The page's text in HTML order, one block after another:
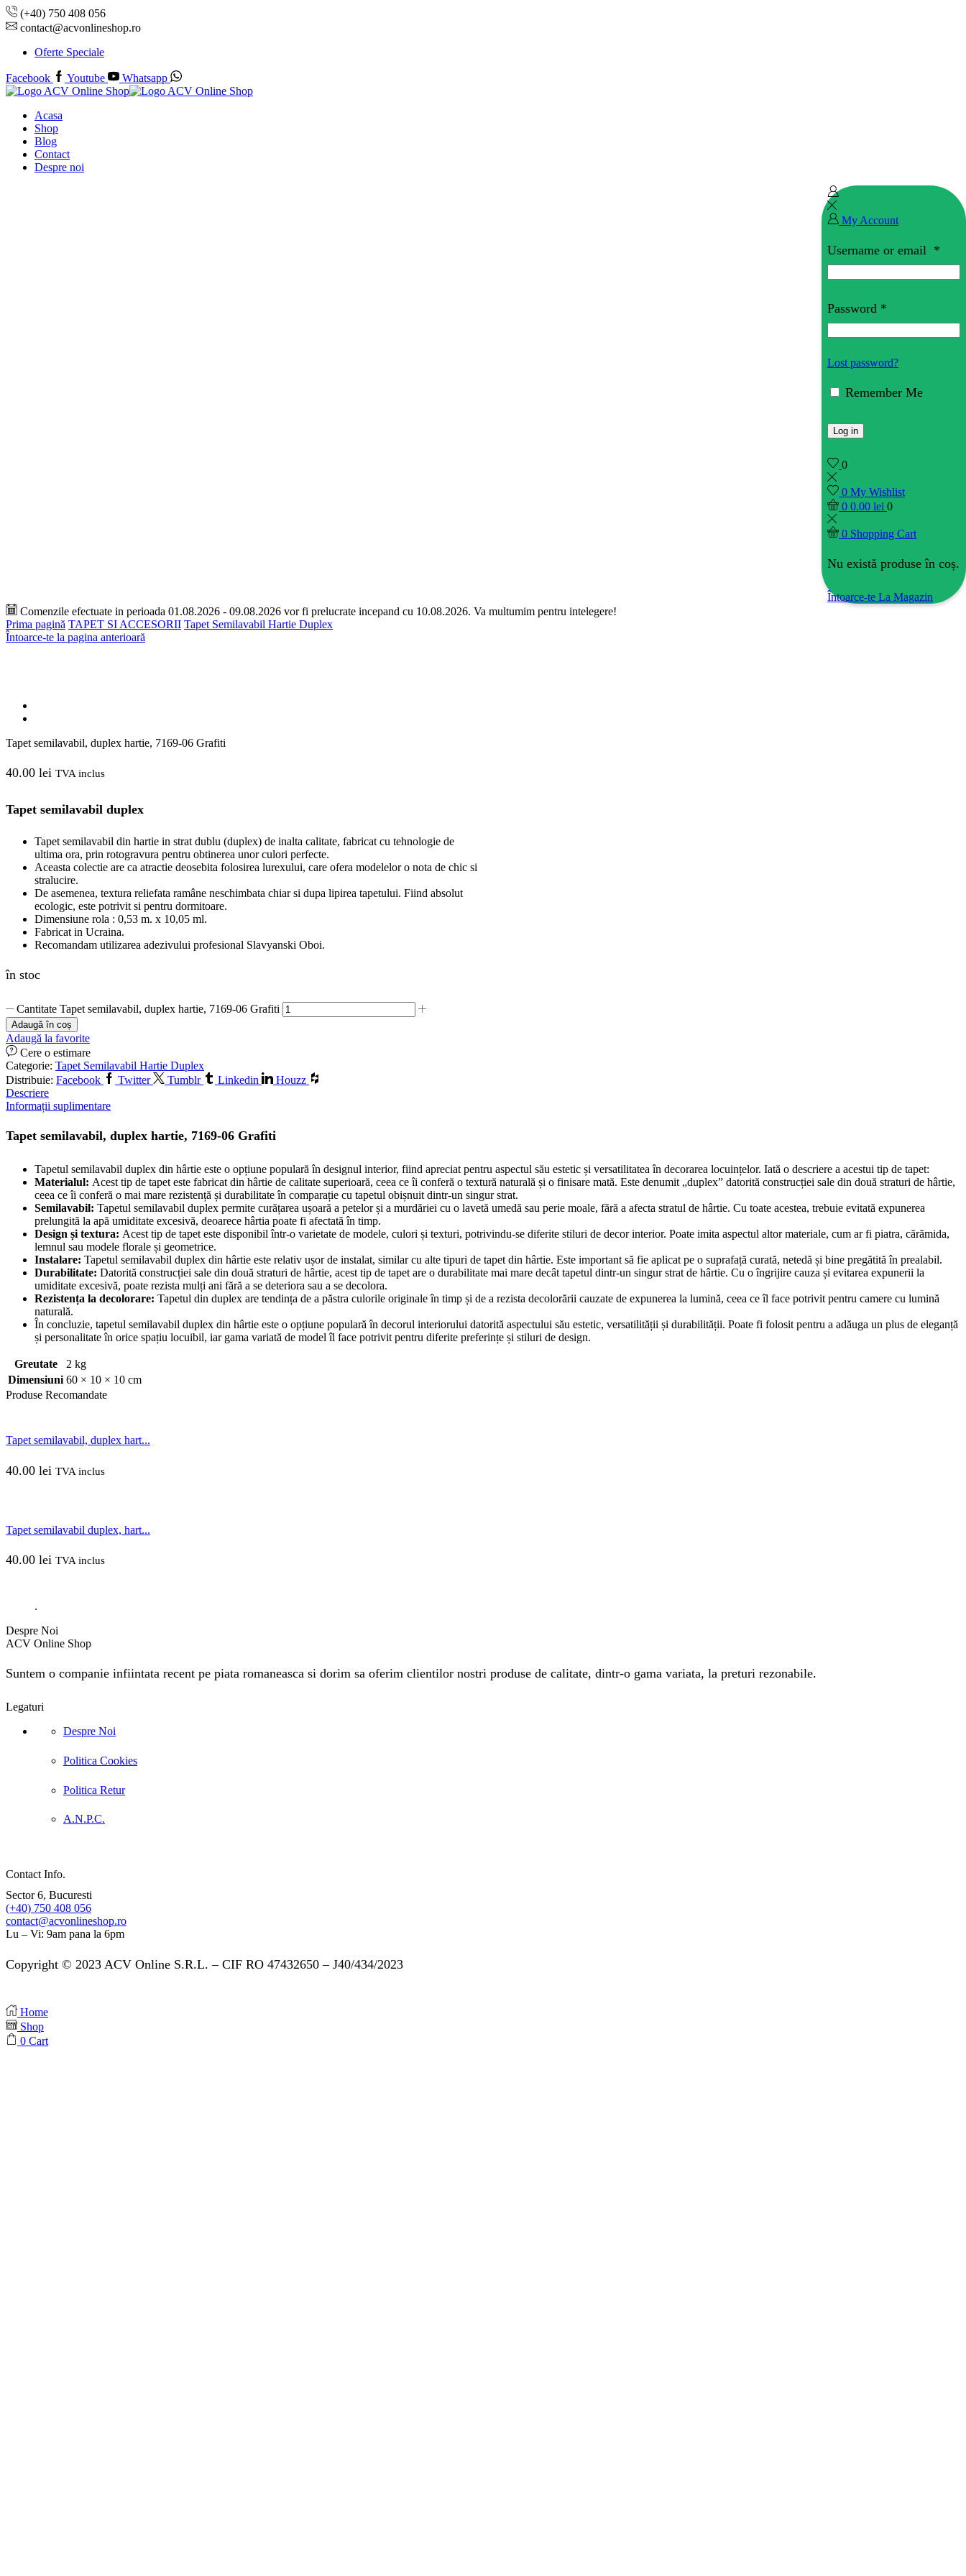
(+40) 750 408 056
contact@acvonlineshop.ro
Oferte Speciale
Facebook Youtube Whatsapp
Acasa
Shop
Blog
Contact
Despre noi
My Account
Username or email *
Password *
Lost password?
Remember Me
Log in
0
0 My Wishlist
0 0.00 lei 0
0 Shopping Cart
Nu există produse în coș.
Întoarce-te La Magazin
Comenzile efectuate in perioada 01.08.2026 - 09.08.2026 vor fi prelucrate incepand cu 10.08.2026. Va multumim pentru intelegere!
Prima pagină TAPET SI ACCESORII Tapet Semilavabil Hartie Duplex
Întoarce-te la pagina anterioară
Tapet semilavabil, duplex hartie, 7169-06 Grafiti
40.00 lei TVA inclus
Tapet semilavabil duplex
Tapet semilavabil din hartie in strat dublu (duplex) de inalta calitate, fabricat cu tehnologie de
ultima ora, prin rotogravura pentru obtinerea unor culori perfecte.
Aceasta colectie are ca atractie deosebita folosirea lurexului, care ofera modelelor o nota de chic si
stralucire.
De asemenea, textura reliefata ramâne neschimbata chiar si dupa lipirea tapetului. Fiind absolut
ecologic, este potrivit si pentru dormitoare.
Dimensiune rola : 0,53 m. x 10,05 ml.
Fabricat in Ucraina.
Recomandam utilizarea adezivului profesional Slavyanski Oboi.
în stoc
Cantitate Tapet semilavabil, duplex hartie, 7169-06 Grafiti
Adaugă în coș
Adaugă la favorite
Cere o estimare
Categorie: Tapet Semilavabil Hartie Duplex
Distribuie: Facebook Twitter Tumblr Linkedin
Houzz
Descriere
Informații suplimentare
Tapet semilavabil, duplex hartie, 7169-06 Grafiti
Tapetul semilavabil duplex din hârtie este o opțiune populară în designul interior, fiind apreciat pentru aspectul său estetic și versatilitatea în decorarea locuințelor. Iată o descriere a acestui tip de tapet:
Materialul: Acest tip de tapet este fabricat din hârtie de calitate superioară, ceea ce îi conferă o textură naturală și o finisare mată. Este denumit „duplex” datorită construcției sale din două straturi de hârtie,
ceea ce îi conferă o mai mare rezistență și durabilitate în comparație cu tapetul obișnuit dintr-un singur strat.
Semilavabil: Tapetul semilavabil duplex permite curățarea ușoară a petelor și a murdăriei cu o lavetă umedă sau perie moale, fără a afecta stratul de hârtie. Cu toate acestea, trebuie evitată expunerea
prelungită la apă umiditate excesivă, deoarece hârtia poate fi afectată în timp.
Design și textura: Acest tip de tapet este disponibil într-o varietate de modele, culori și texturi, potrivindu-se diferite stiluri de decor interior. Poate imita aspectul altor materiale, cum ar fi piatra, cărămida,
lemnul sau modele florale și geometrice.
Instalare: Tapetul semilavabil duplex din hârtie este relativ ușor de instalat, similar cu alte tipuri de tapet din hârtie. Este important să fie aplicat pe o suprafață curată, netedă și bine pregătită în prealabil.
Durabilitate: Datorită construcției sale din două straturi de hârtie, acest tip de tapet are o durabilitate mai mare decât tapetul dintr-un singur strat de hârtie. Cu o îngrijire cauza și evitarea expunerii la
umiditate excesivă, poate rezista mulți ani fără a se deteriora sau a se decolora.
Rezistența la decolorare: Tapetul din duplex are tendința de a păstra culorile originale în timp și de a rezista decolorării cauzate de expunerea la lumină, ceea ce îl face potrivit pentru camere cu lumină
naturală.
În concluzie, tapetul semilavabil duplex din hârtie este o opțiune populară în decorul interiorului datorită aspectului său estetic, versatilității și durabilității. Poate fi folosit pentru a adăuga un plus de eleganță
și personalitate în orice spațiu locuibil, iar gama variată de model îl face potrivit pentru diferite preferințe și stiluri de design.
Greutate
2 kg
Dimensiuni 60 × 10 × 10 cm
Produse Recomandate
Tapet semilavabil, duplex hart...
40.00 lei TVA inclus
Tapet semilavabil duplex, hart...
40.00 lei TVA inclus
.
Despre Noi
ACV Online Shop
Suntem o companie infiintata recent pe piata romaneasca si dorim sa oferim clientilor nostri produse de calitate, dintr-o gama variata, la preturi rezonabile.
Legaturi
Despre Noi
Politica Cookies
Politica Retur
A.N.P.C.
Contact Info.
Sector 6, Bucuresti
(+40) 750 408 056
contact@acvonlineshop.ro
Lu – Vi: 9am pana la 6pm
Copyright © 2023 ACV Online S.R.L. – CIF RO 47432650 – J40/434/2023
Home
Shop
0 Cart